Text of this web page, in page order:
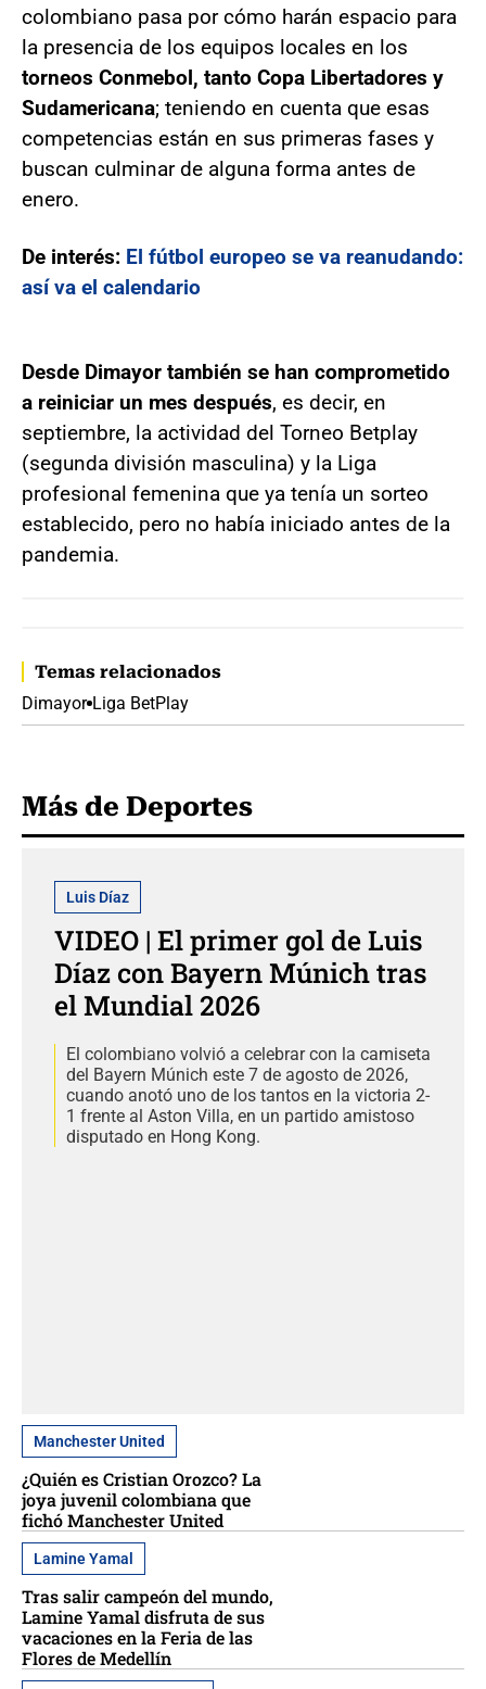
colombiano pasa por cómo harán espacio para
la presencia de los equipos locales en los
torneos Conmebol, tanto Copa Libertadores y
Sudamericana; teniendo en cuenta que esas
competencias están en sus primeras fases y
buscan culminar de alguna forma antes de
enero.
De interés: El fútbol europeo se va reanudando:
así va el calendario
Desde Dimayor también se han comprometido
a reiniciar un mes después, es decir, en
septiembre, la actividad del Torneo Betplay
(segunda división masculina) y la Liga
profesional femenina que ya tenía un sorteo
establecido, pero no había iniciado antes de la
pandemia.
Temas relacionados
Dimayor Liga BetPlay
Más de Deportes
Luis Díaz
VIDEO | El primer gol de Luis
Díaz con Bayern Múnich tras
el Mundial 2026
El colombiano volvió a celebrar con la camiseta
del Bayern Múnich este 7 de agosto de 2026,
cuando anotó uno de los tantos en la victoria 2-
1 frente al Aston Villa, en un partido amistoso
disputado en Hong Kong.
Manchester United
¿Quién es Cristian Orozco? La
joya juvenil colombiana que
fichó Manchester United
Lamine Yamal
Tras salir campeón del mundo,
Lamine Yamal disfruta de sus
vacaciones en la Feria de las
Flores de Medellín